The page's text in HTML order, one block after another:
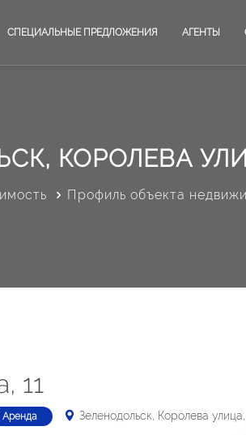
СПЕЦИАЛЬНЫЕ ПРЕДЛОЖЕНИЯ АГЕНТЫ
КОРОЛЕВА
Профиль объекта
11
Аренда Зеленодольск, Королева улица,